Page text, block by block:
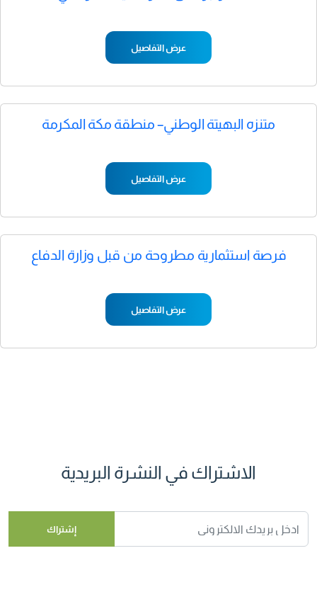
عرض التفاصيل
متنزه البهيتة الوطني– منطقة مكة المكرمة
عرض التفاصيل
فرصة استثمارية مطروحة من قبل وزارة الدفاع
عرض التفاصيل
الاشتراك في النشرة البريدية
إشتراك